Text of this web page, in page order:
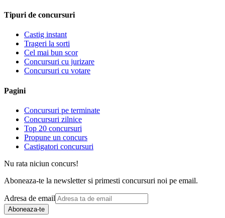
Tipuri de concursuri
Castig instant
Trageri la sorti
Cel mai bun scor
Concursuri cu jurizare
Concursuri cu votare
Pagini
Concursuri pe terminate
Concursuri zilnice
Top 20 concursuri
Propune un concurs
Castigatori concursuri
Nu rata niciun concurs!
Aboneaza-te la newsletter si primesti concursuri noi pe email.
Adresa de email
Aboneaza-te